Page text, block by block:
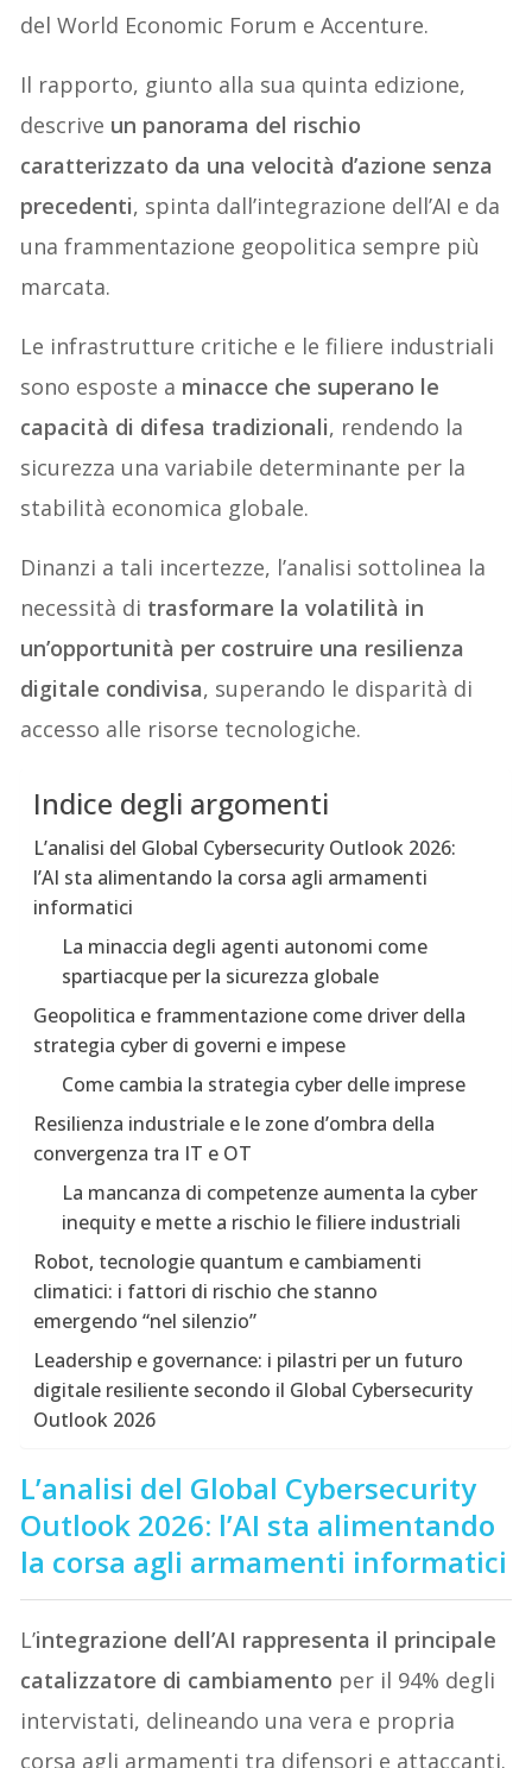
del World Economic Forum e Accenture.
Il rapporto, giunto alla sua quinta edizione,
descrive un panorama del rischio
caratterizzato da una velocità d’azione senza
precedenti, spinta dall’integrazione dell’AI e da
una frammentazione geopolitica sempre più
marcata.
Le infrastrutture critiche e le filiere industriali
sono esposte a minacce che superano le
capacità di difesa tradizionali, rendendo la
sicurezza una variabile determinante per la
stabilità economica globale.
Dinanzi a tali incertezze, l’analisi sottolinea la
necessità di trasformare la volatilità in
un’opportunità per costruire una resilienza
digitale condivisa, superando le disparità di
accesso alle risorse tecnologiche.
Indice degli argomenti
L’analisi del Global Cybersecurity Outlook 2026:
l’AI sta alimentando la corsa agli armamenti
informatici
La minaccia degli agenti autonomi come
spartiacque per la sicurezza globale
Geopolitica e frammentazione come driver della
strategia cyber di governi e impese
Come cambia la strategia cyber delle imprese
Resilienza industriale e le zone d’ombra della
convergenza tra IT e OT
La mancanza di competenze aumenta la cyber
inequity e mette a rischio le filiere industriali
Robot, tecnologie quantum e cambiamenti
climatici: i fattori di rischio che stanno
emergendo “nel silenzio”
Leadership e governance: i pilastri per un futuro
digitale resiliente secondo il Global Cybersecurity
Outlook 2026
L’analisi del Global Cybersecurity
Outlook 2026: l’AI sta alimentando
la corsa agli armamenti informatici
L’integrazione dell’AI rappresenta il principale
catalizzatore di cambiamento per il 94% degli
intervistati, delineando una vera e propria
corsa agli armamenti tra difensori e attaccanti.